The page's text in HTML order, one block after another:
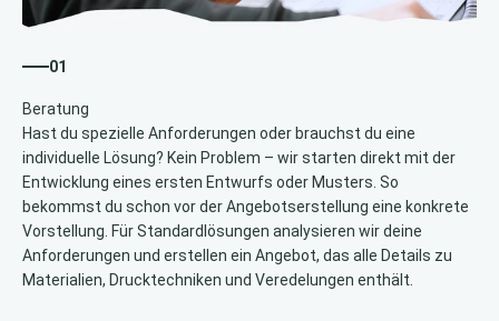
01
Hast du spezielle Anforderungen oder brauchst du eine
individuelle Lösung? Kein Problem – wir starten direkt mit der
Entwicklung eines ersten Entwurfs oder Musters. So
bekommst du schon vor der Angebotserstellung eine konkrete
Vorstellung. Für Standardlösungen analysieren wir deine
Anforderungen und erstellen ein Angebot, das alle Details zu
Materialien, Drucktechniken und Veredelungen enthält.